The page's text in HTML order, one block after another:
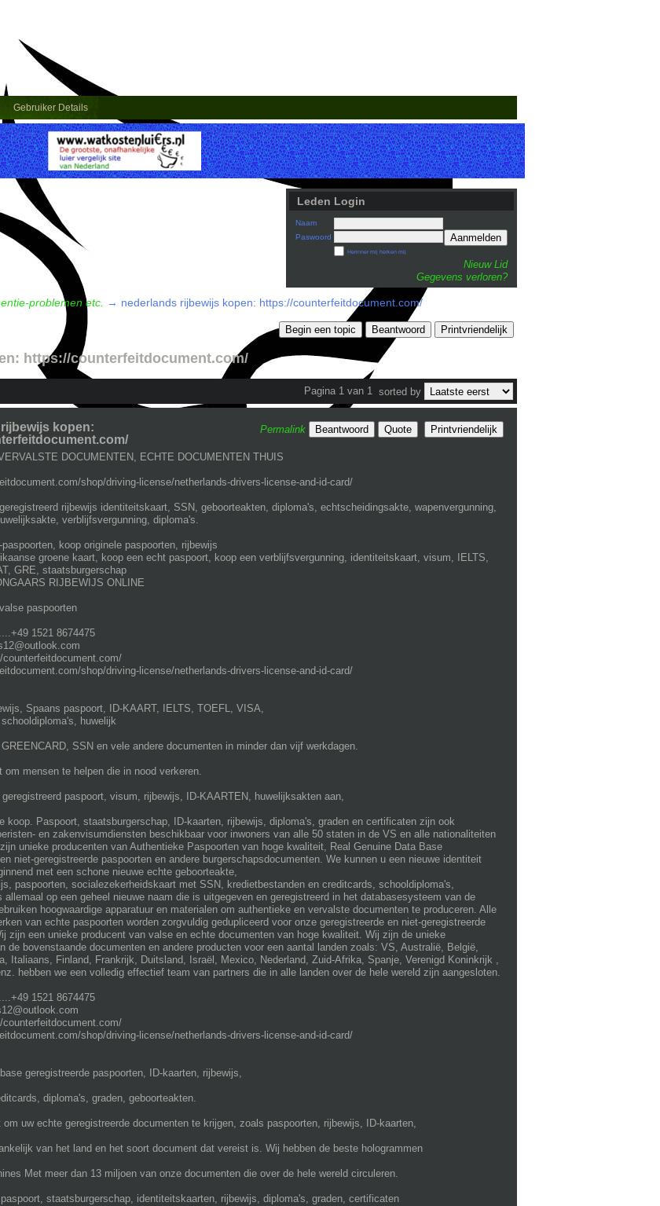
Gebruiker Details
Leden Login
Naam
Paswoord
Aanmelden
Herinner mij herken mij
Nieuw Lid
Gegevens verloren?
problemen etc. → nederlands rijbewijs kopen: https://counterfeitdocument.com/
Begin een topic Beantwoord Printvriendelijk
https://counterfeitdocument.com/
Pagina 1 van 1 sorted by
kopen:
Permalink Beantwoord Quote Printvriendelijk
DOCUMENTEN, ECHTE DOCUMENTEN THUIS
shop/driving-license/netherlands-drivers-license-and-id-card/
rijbewijs identiteitskaart, SSN, geboorteakten, diploma's, echtscheidingsakte, wapenvergunning,
verblijfsvergunning, diploma's.
koop originele paspoorten, rijbewijs
groene kaart, koop een echt paspoort, koop een verblijfsvergunning, identiteitskaart, visum, IELTS,
GRE, staatsburgerschap
RIJBEWIJS ONLINE
paspoorten
1521 8674475
shop/driving-license/netherlands-drivers-license-and-id-card/
Spaans paspoort, ID-KAART, IELTS, TOEFL, VISA,
huwelijk
SSN en vele andere documenten in minder dan vijf werkdagen.
om mensen te helpen die in nood verkeren.
paspoort, visum, rijbewijs, ID-KAARTEN, huwelijksakten aan,
koop. Paspoort, staatsburgerschap, ID-kaarten, rijbewijs, diploma's, graden en certificaten zijn ook
en zakenvisumdiensten beschikbaar voor inwoners van alle 50 staten in de VS en alle nationaliteiten
unieke producenten van Authentieke Paspoorten van hoge kwaliteit, Real Genuine Data Base
niet-geregistreerde paspoorten en andere burgerschapsdocumenten. We kunnen u een nieuwe identiteit
met een schone nieuwe echte geboorteakte,
paspoorten, socialezekerheidskaart met SSN, kredietbestanden en creditcards, schooldiploma's,
allemaal op een geheel nieuwe naam die is uitgegeven en geregistreerd in het databasesysteem van de
hoogwaardige apparatuur en materialen om authentieke en vervalste documenten te produceren. Alle
van echte paspoorten worden zorgvuldig gedupliceerd voor onze geregistreerde en niet-geregistreerde
zijn een unieke producent van valse en echte documenten van hoge kwaliteit. Wij zijn de unieke
de bovenstaande documenten en andere producten voor een aantal landen zoals: VS, Australië, België,
Italiaans, Finland, Frankrijk, Duitsland, Israël, Mexico, Nederland, Zuid-Afrika, Spanje, Verenigd Koninkrijk ,
hebben we een volledig effectief team van partners die in alle landen over de hele wereld zijn aangesloten.
1521 8674475
shop/driving-license/netherlands-drivers-license-and-id-card/
geregistreerde paspoorten, ID-kaarten, rijbewijs,
diploma's, graden, geboorteakten.
uw echte geregistreerde documenten te krijgen, zoals paspoorten, rijbewijs, ID-kaarten,
van het land en het soort document dat vereist is. Wij hebben de beste hologrammen
Met meer dan 13 miljoen van onze documenten die over de hele wereld circuleren.
staatsburgerschap, identiteitskaarten, rijbewijs, diploma's, graden, certificaten